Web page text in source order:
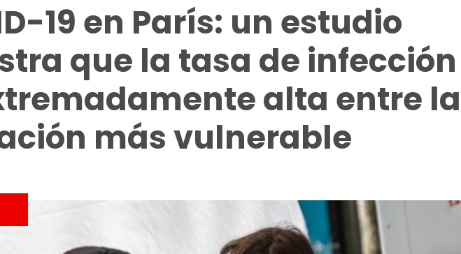
19 en París: un estudio
que la tasa de infección
alta entre la
más vulnerable